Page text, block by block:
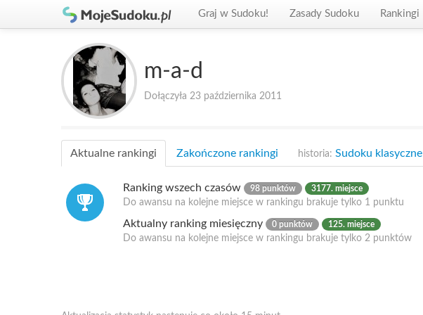
Graj w Sudoku! Zasady Sudoku Rankingi
m-a-d
Dołączyła 23 października 2011
Aktualne rankingi Zakończone rankingi historia: Sudoku klasyczne
Ranking wszech czasów 98 punktów 3177. miejsce
Do awansu na kolejne miejsce w rankingu brakuje tylko 1 punktu
Aktualny ranking miesięczny 0 punktów 125. miejsce
Do awansu na kolejne miejsce w rankingu brakuje tylko 2 punktów